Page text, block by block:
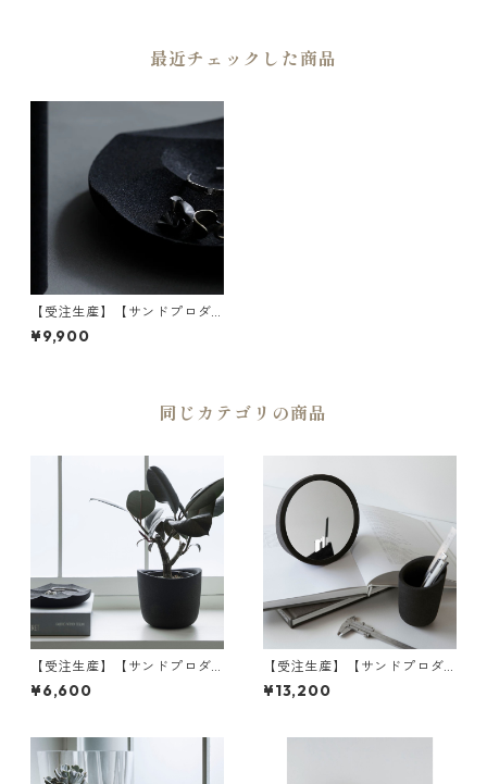
最近チェックした商品
【受注生産】【サンドプロダ
クト】SAHA(砂波) アクセサリ
ートレイ φ230 | 小物入れ・イ
¥9,900
同じカテゴリの商品
【受注生産】【サンドプロダ
クト】SAHA(砂波) プランター
ポット φ150 | 観葉植物・イン
¥6,600
【受注生産】【サンドプロダ
クト】SAHA(砂波) スタンドミ
ラー | 鏡・卓上ミラー・インテ
¥13,200